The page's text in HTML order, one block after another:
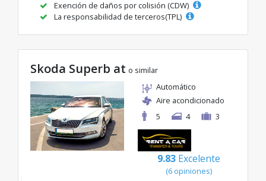
Exención de daños por colisión (CDW)
La responsabilidad de terceros(TPL)
Skoda Superb at o similar
Automático
Aire acondicionado
5
4 3
9.83 Excelente
(6 opiniones)